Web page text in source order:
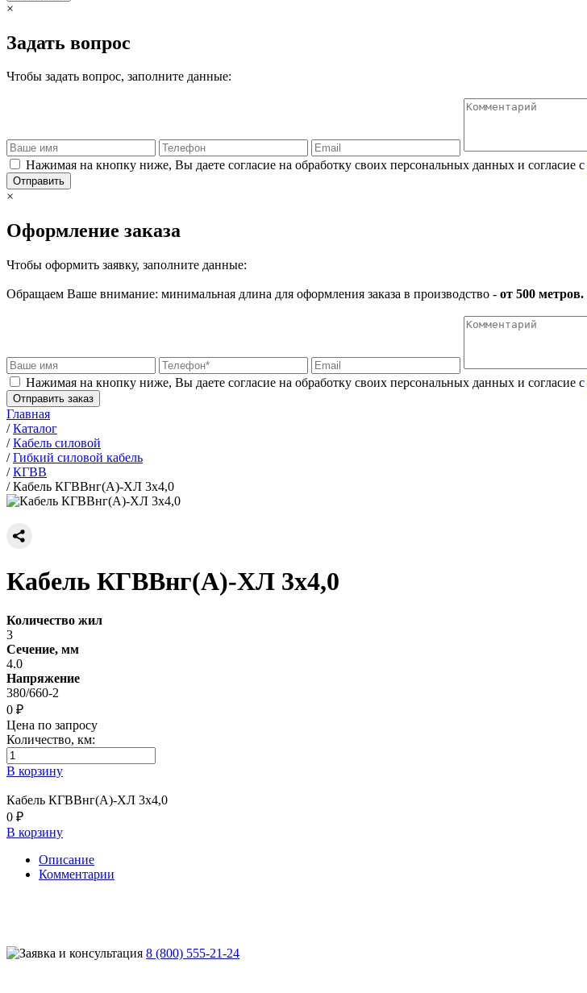
×
Задать вопрос
Чтобы задать вопрос, заполните данные:
Нажимая на кнопку ниже, Вы даете согласие на обработку своих персональных данных и согласие с
Отправить
×
Оформление заказа
Чтобы оформить заявку, заполните данные:
Обращаем Ваше внимание: минимальная длина для оформления заказа в производство - от 500 метров.
Нажимая на кнопку ниже, Вы даете согласие на обработку своих персональных данных и согласие с
Отправить заказ
Главная
/Каталог
/Кабель силовой
/Гибкий силовой кабель
/КГВВ
/Кабель КГВВнг(А)-ХЛ 3х4,0
Кабель КГВВнг(А)-ХЛ 3х4,0
Количество жил
3
Сечение, мм
4.0
Напряжение
380/660-2
0 ₽
Цена по запросу
Количество, км:
В корзину
Кабель КГВВнг(А)-ХЛ 3х4,0
0 ₽
В корзину
Описание
Комментарии
8 (800) 555-21-24